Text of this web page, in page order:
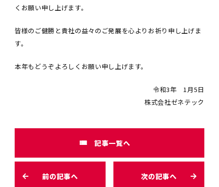
くお願い申し上げます。
皆様のご健勝と貴社の益々のご発展を心よりお祈り申し上げま
す。
本年もどうぞよろしくお願い申し上げます。
令和3年 1月5日
株式会社ゼネテック
前の記事へ
記事一覧へ
次の記事へ